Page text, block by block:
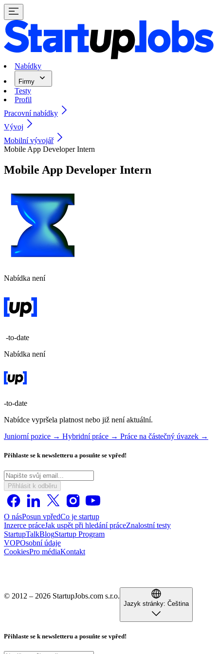
Nabídky
Firmy
Testy
Profil
Pracovní nabídky
Vývoj
Mobilní vývojář
Mobile App Developer Intern
Mobile App Developer Intern
Nabídka není
-to-date
Nabídka není
-to-date
Nabídce vypršela platnost nebo již není aktuální.
Juniorní pozice → Hybridní práce → Práce na částečný úvazek →
Přihlaste se k newsletteru a posuňte se vpřed!
Přihlásit k odběru
O násPosun vpředCo je startup
Inzerce práceJak uspět při hledání práceZnalostní testy
StartupTalkBlogStartup Program
VOPOsobní údaje
CookiesPro médiaKontakt
© 2012 – 2026 StartupJobs.com s.r.o.
Jazyk stránky: Čeština
Přihlaste se k newsletteru a posuňte se vpřed!